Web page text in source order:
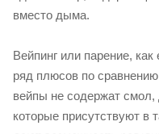
вместо дыма.
Вейпинг или парение, как
ряд плюсов по
вейпы не содержат
которые присутствуют